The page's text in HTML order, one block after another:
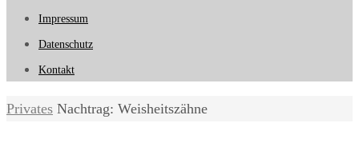
springenImpressum
Datenschutz
Kontakt
Start
Privates Nachtrag: Weisheitszähne